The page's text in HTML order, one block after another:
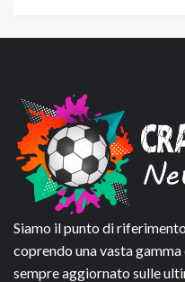
Siamo il punto di
coprendo una vasta
sempre aggiornato sulle